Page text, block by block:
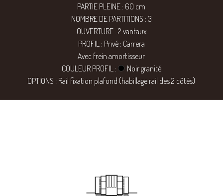
PARTIE PLEINE : 60 cm
NOMBRE DE PARTITIONS : 3
OUVERTURE : 2 vantaux
PROFIL : Privé : Carrera
Avec frein amortisseur
COULEUR PROFIL :
Noir granité
OPTIONS : Rail fixation plafond (habillage rail des 2 côtés)